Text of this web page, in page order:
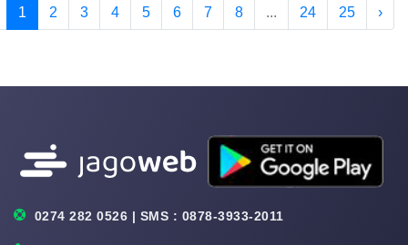
1 2 3 4 5 6 7 8 ... 24 25 ›
0274 282 0526 | SMS : 0878-3933-2011